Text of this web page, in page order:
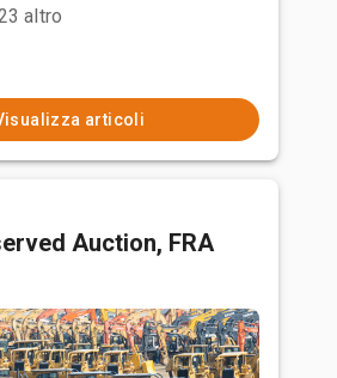
altro
articoli
Auction, FRA